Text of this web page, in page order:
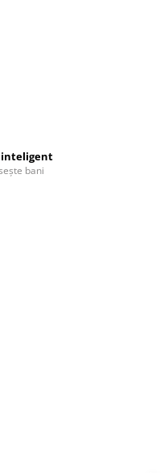
inteligent
bani